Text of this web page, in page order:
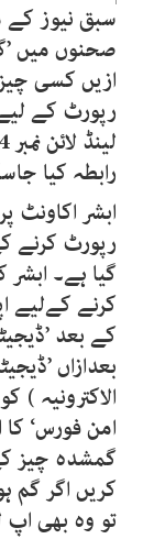
سبق نیوز
صحنوں میں
ازیں کسی
رابطہ کیا
ابشر
رپورٹ کرنے
گیا ہے۔
کرنے کےلیے
کے بعد
بعدازاں
الاکترونیہ
امن فورس‘
گمشدہ چیز
کریں اگر گم
تو وہ بھی اپ